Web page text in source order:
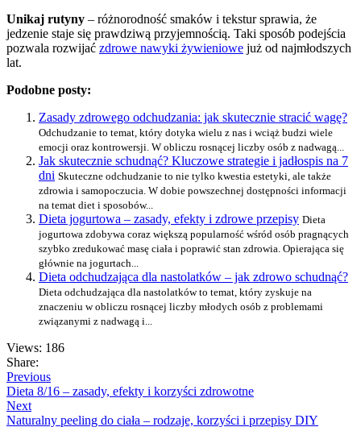
Unikaj rutyny – różnorodność smaków i tekstur sprawia, że
jedzenie staje się prawdziwą przyjemnością. Taki sposób podejścia
pozwala rozwijać zdrowe nawyki żywieniowe już od najmłodszych
lat.
Podobne posty:
Zasady zdrowego odchudzania: jak skutecznie stracić wagę?
Odchudzanie to temat, który dotyka wielu z nas i wciąż budzi wiele
emocji oraz kontrowersji. W obliczu rosnącej liczby osób z nadwagą...
Jak skutecznie schudnąć? Kluczowe strategie i jadłospis na 7
dni Skuteczne odchudzanie to nie tylko kwestia estetyki, ale także
zdrowia i samopoczucia. W dobie powszechnej dostępności informacji
na temat diet i sposobów...
Dieta jogurtowa – zasady, efekty i zdrowe przepisy Dieta
jogurtowa zdobywa coraz większą popularność wśród osób pragnących
szybko zredukować masę ciała i poprawić stan zdrowia. Opierająca się
głównie na jogurtach...
Dieta odchudzająca dla nastolatków – jak zdrowo schudnąć?
Dieta odchudzająca dla nastolatków to temat, który zyskuje na
znaczeniu w obliczu rosnącej liczby młodych osób z problemami
związanymi z nadwagą i...
Views: 186
Share:
Previous
Dieta 8/16 – zasady, efekty i korzyści zdrowotne
Next
Naturalny peeling do ciała – rodzaje, korzyści i przepisy DIY